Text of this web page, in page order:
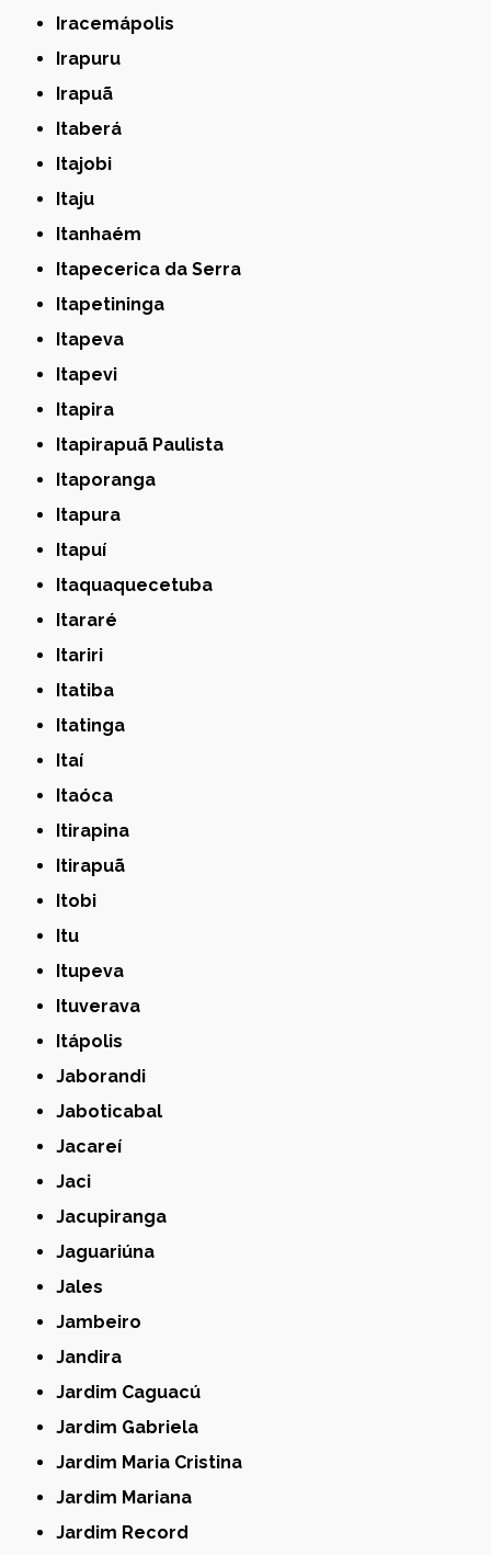
Iracemápolis
Irapuru
Irapuã
Itaberá
Itajobi
Itaju
Itanhaém
Itapecerica da Serra
Itapetininga
Itapeva
Itapevi
Itapira
Itapirapuã Paulista
Itaporanga
Itapura
Itapuí
Itaquaquecetuba
Itararé
Itariri
Itatiba
Itatinga
Itaí
Itaóca
Itirapina
Itirapuã
Itobi
Itu
Itupeva
Ituverava
Itápolis
Jaborandi
Jaboticabal
Jacareí
Jaci
Jacupiranga
Jaguariúna
Jales
Jambeiro
Jandira
Jardim Caguacú
Jardim Gabriela
Jardim Maria Cristina
Jardim Mariana
Jardim Record